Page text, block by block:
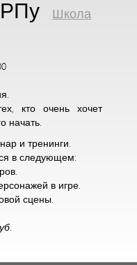
Школа
кто очень хочет
начать.
и тренинги.
в следующем:
в игре.
сцены.